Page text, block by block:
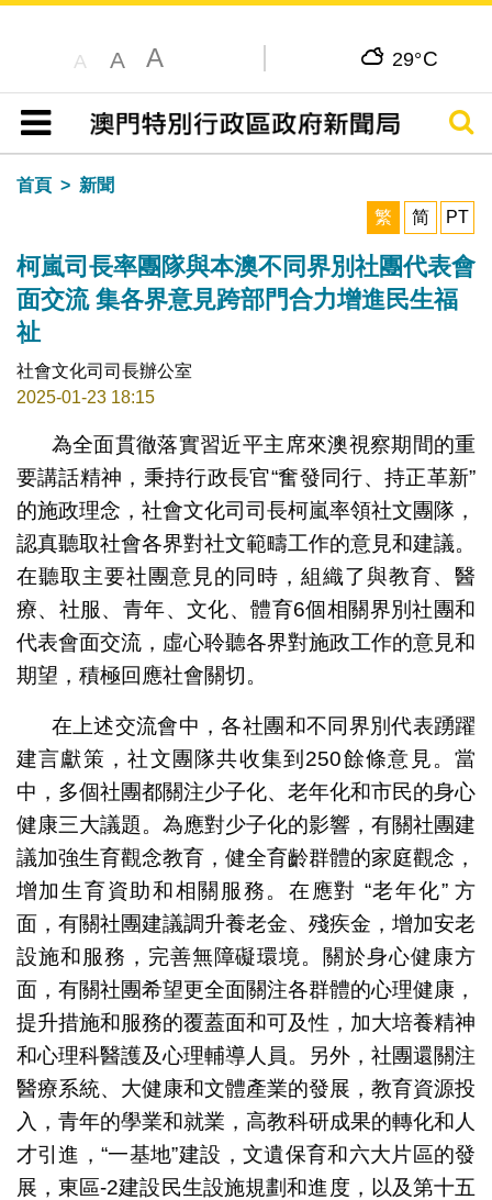
A A A 29°C
目錄
搜尋
首頁
新聞
繁
简 PT
柯嵐司長率團隊與本澳不同界別社團代表會
面交流 集各界意見跨部門合力增進民生福
祉
社會文化司司長辦公室
2025-01-23 18:15
為全面貫徹落實習近平主席來澳視察期間的重
要講話精神，秉持行政長官“奮發同行、持正革新”
的施政理念，社會文化司司長柯嵐率領社文團隊，
認真聽取社會各界對社文範疇工作的意見和建議。
在聽取主要社團意見的同時，組織了與教育、醫
療、社服、青年、文化、體育6個相關界別社團和
代表會面交流，虛心聆聽各界對施政工作的意見和
期望，積極回應社會關切。
在上述交流會中，各社團和不同界別代表踴躍
建言獻策，社文團隊共收集到250餘條意見。當
中，多個社團都關注少子化、老年化和市民的身心
健康三大議題。為應對少子化的影響，有關社團建
議加強生育觀念教育，健全育齡群體的家庭觀念，
增加生育資助和相關服務。在應對 “老年化” 方
面，有關社團建議調升養老金、殘疾金，增加安老
設施和服務，完善無障礙環境。關於身心健康方
面，有關社團希望更全面關注各群體的心理健康，
提升措施和服務的覆蓋面和可及性，加大培養精神
和心理科醫護及心理輔導人員。另外，社團還關注
醫療系統、大健康和文體產業的發展，教育資源投
入，青年的學業和就業，高教科研成果的轉化和人
才引進，“一基地”建設，文遺保育和六大片區的發
展，東區-2建設民生設施規劃和進度，以及第十五